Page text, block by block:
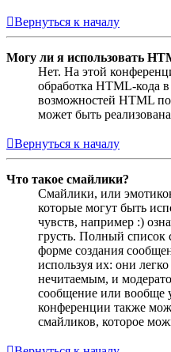
Вернуться к началу
Могу ли я использовать
Нет. На этой
обработка HTML-кода
возможностей HTML
может быть
Вернуться к началу
Что такое смайлики?
Смайлики, или
которые могут быть
чувств, например :)
грусть. Полный список
форме создания
используя их: они
нечитаемым, и
сообщение или вообще
конференции также
смайликов, которое